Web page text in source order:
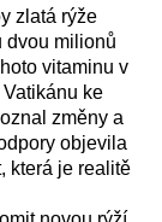
zlatá rýže
dvou milionů
vitaminu v
ke
změny a
objevila
která je realitě